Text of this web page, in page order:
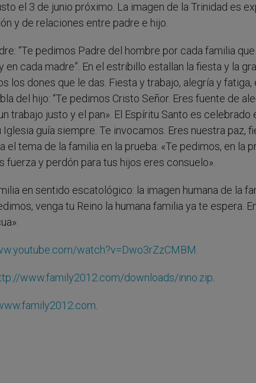
el 3 de junio próximo. La imagen de la Trinidad es
y de relaciones entre padre e hijo.
“Te pedimos Padre del hombre por cada familia que
cada madre”. En el estribillo estallan la fiesta y la
los dones que le das. Fiesta y trabajo, alegría y fatiga,
del hijo: “Te pedimos Cristo Señor. Eres fuente de
trabajo justo y el pan». El Espíritu Santo es celebrado
guía siempre. Te invocamos. Eres nuestra paz,
tema de la familia en la prueba: «Te pedimos, en la
fuerza y perdón para tus hijos eres consuelo».
en sentido escatológico: la imagen humana de la
venga tu Reino la humana familia ya te espera.
watch?v=Dwo3rZzCMBM.
www.family2012.com/downloads/inno.zip.
.